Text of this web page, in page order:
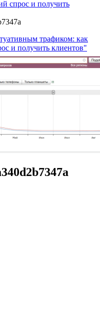
спрос и получить
трафиком: как
и получить клиентов"